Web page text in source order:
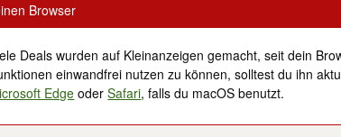
Browser
Deals wurden auf Kleinanzeigen gemacht, seit dein
einwandfrei nutzen zu können, solltest du ihn
Edge oderSafari, falls du macOS benutzt.